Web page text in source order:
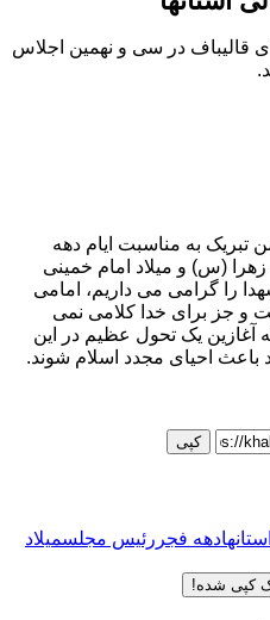
قالیباف در سی و نهمین اجلاس
به مناسبت ایام دهه
(س) و میلاد امام خمینی
را گرامی می داریم، امامی
و جز برای خدا کلامی نمی
یک تحول عظیم در این
باعث احیای مجدد اسلام شوند.
کپی
دهه فجر رئیس مجلسمیلاد
کپی شده!